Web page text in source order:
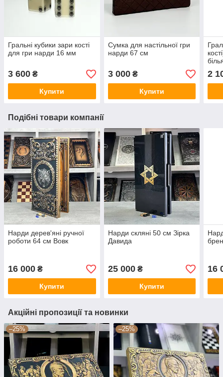
Гральні кубики зари кості
для гри нарди 16 мм
3 600 ₴
Купити
Сумка для настільної гри
нарди 67 см
3 000₴
Купити
шт
2
Подібні товари компанії
Нарди дерев'яні ручної
роботи 64 см Вовк
16 000 ₴
Купити
Нарди скляні 50 см Зірка
Давида
25 000₴
Купити
16
Акційні пропозиції та новинки
–25% –25%